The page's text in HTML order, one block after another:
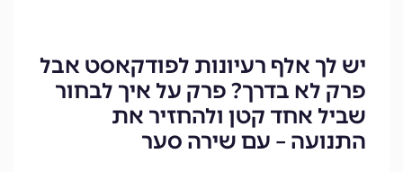
יש לך אלף רעיונות לפודקאסט אבל
פרק לא בדרך? פרק על איך לבחור
שביל אחד קטן ולהחזיר את
התנועה – עם שירה סער